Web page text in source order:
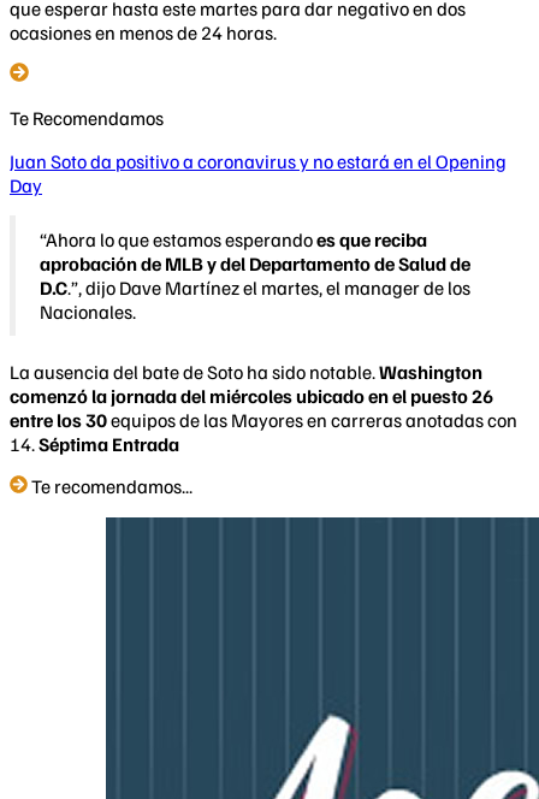
que esperar hasta este martes para dar negativo en dos
ocasiones en menos de 24 horas.
Te Recomendamos
Juan Soto da positivo a coronavirus y no estará en el Opening
Day
​“Ahora lo que estamos esperandoes que reciba
aprobación de MLB y del Departamento de Salud de
D.C.”, dijo Dave Martínez el martes, el manager de los
Nacionales.
La ausencia del bate de Soto ha sido notable.Washington
comenzó la jornada del miércoles ubicado en el puesto 26
entre los 30equipos de las Mayores en carreras anotadas con
14.Séptima Entrada
Te recomendamos...